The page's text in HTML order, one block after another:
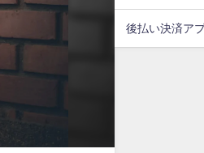
後払い決済ア